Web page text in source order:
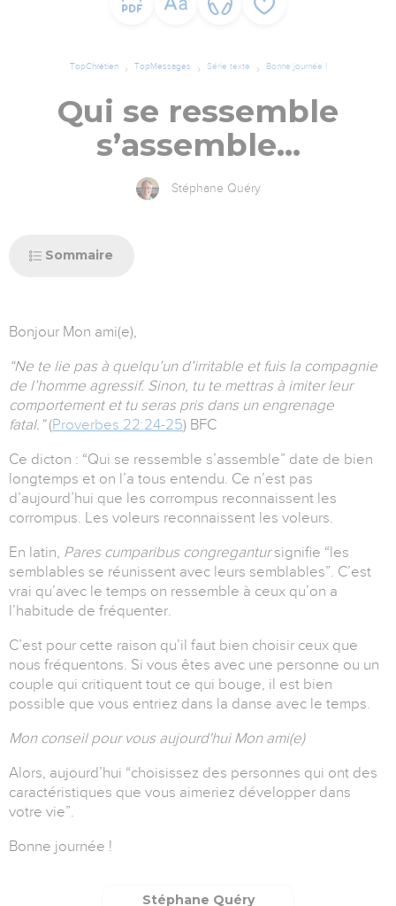
TopChrétien TopMessages Série texte Bonne journée !
Qui se ressemble
s’assemble...
Stéphane Quéry
Sommaire
Bonjour Mon ami(e),
“Ne te lie pas à quelqu’un d’irritable et fuis la compagnie
de l’homme agressif. Sinon, tu te mettras à imiter leur
comportement et tu seras pris dans un engrenage
fatal.”(‭‭Proverbes‬ ‭22:24-25)‬ ‭BFC‬‬
Ce dicton : “Qui se ressemble s’assemble” date de bien
longtemps et on l’a tous entendu. Ce n’est pas
d’aujourd’hui que les corrompus reconnaissent les
corrompus. Les voleurs reconnaissent les voleurs.
En latin, Pares cumparibus congregantursignifie “les
semblables se réunissent avec leurs semblables”. C’est
vrai qu’avec le temps on ressemble à ceux qu’on a
l’habitude de fréquenter.
C’est pour cette raison qu’il faut bien choisir ceux que
nous fréquentons. Si vous êtes avec une personne ou un
couple qui critiquent tout ce qui bouge, il est bien
possible que vous entriez dans la danse avec le temps.
Mon conseil pour vous aujourd'hui Mon ami(e)
Alors, aujourd’hui “choisissez des personnes qui ont des
caractéristiques que vous aimeriez développer dans
votre vie”.
Bonne journée !
Stéphane Quéry